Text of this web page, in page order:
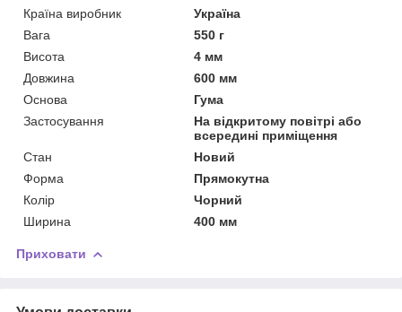
Країна виробник
Україна
Вага
550 г
Висота
4 мм
Довжина
600 мм
Основа
Гума
Застосування
На відкритому повітрі або
всередині приміщення
Стан
Новий
Форма
Прямокутна
Колір
Чорний
Ширина
400 мм
Приховати